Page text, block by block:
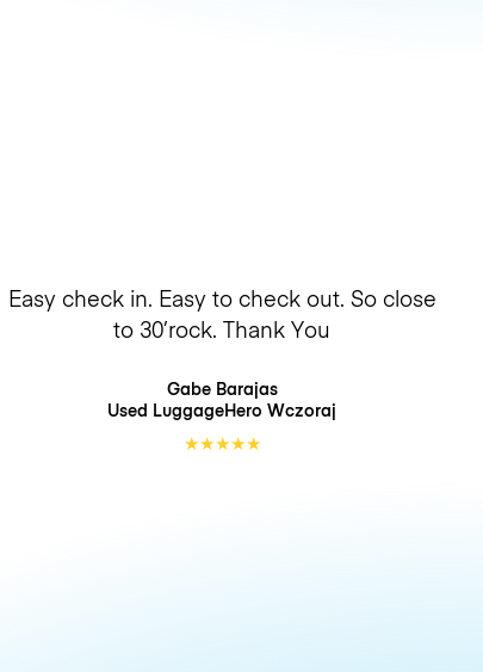
Easy check in. Easy to check out. So close
to 30’rock. Thank You
Gabe Barajas
Used LuggageHero Wczoraj
★★★★★